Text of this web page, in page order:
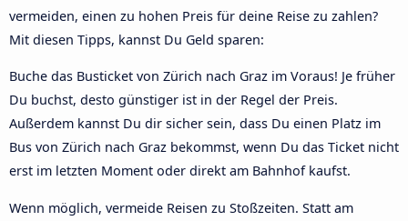
vermeiden, einen zu hohen Preis für deine Reise zu zahlen?
Mit diesen Tipps, kannst Du Geld sparen:
Buche das Busticket von Zürich nach Graz im Voraus! Je früher
Du buchst, desto günstiger ist in der Regel der Preis.
Außerdem kannst Du dir sicher sein, dass Du einen Platz im
Bus von Zürich nach Graz bekommst, wenn Du das Ticket nicht
erst im letzten Moment oder direkt am Bahnhof kaufst.
Wenn möglich, vermeide Reisen zu Stoßzeiten. Statt am